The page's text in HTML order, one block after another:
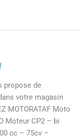
propose de
votre magasin
MOTORATAF Moto
Moteur CP2 – bi
cc – 75cv –